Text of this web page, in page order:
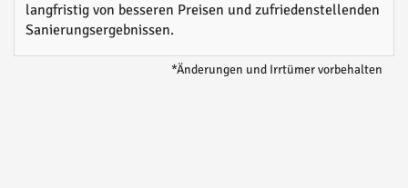
langfristig von besseren Preisen und zufriedenstellenden
Sanierungsergebnissen.
*Änderungen und Irrtümer vorbehalten